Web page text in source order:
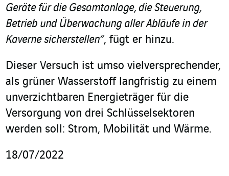
Geräte für die Gesamtanlage, die Steuerung,
Betrieb und Überwachung aller Abläufe in der
Kaverne sicherstellen“, fügt er hinzu.
Dieser Versuch ist umso vielversprechender,
als grüner Wasserstoff langfristig zu einem
unverzichtbaren Energieträger für die
Versorgung von drei Schlüsselsektoren
werden soll: Strom, Mobilität und Wärme.
18/07/2022